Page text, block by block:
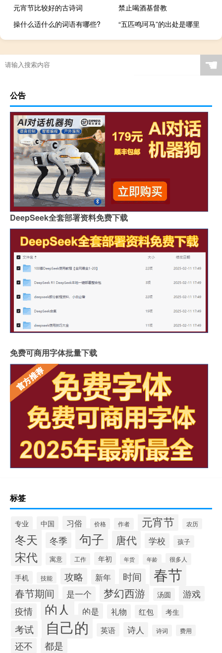
元宵节比较好的古诗词
禁止喝酒基督教
操什么适什么的词语有哪些?
“五匹鸣珂马”的出处是哪里
☚
公告
DeepSeek全套部署资料免费下载
免费可商用字体批量下载
标签
专业 中国 习俗 价格 作者 元宵节 农历
冬天 冬季 句子 唐代 学校 孩子
宋代 寓意 工作 年初 年货 年龄 很多人
手机 技能 攻略 新年 时间 春节
春节期间 是一个 梦幻西游 汤圆
游戏
疫情
的人 的是 礼物 红包 考生
考试 自己的 英语 诗人 诗词 费用
还不 都是